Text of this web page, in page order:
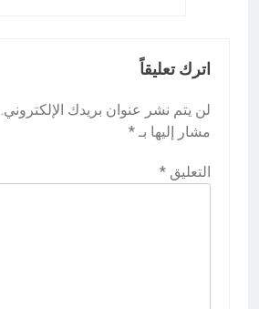
اترك تعليقاً
لن يتم نشر عنوان بريدك الإلكتروني.
مشار إليها بـ *
التعليق *